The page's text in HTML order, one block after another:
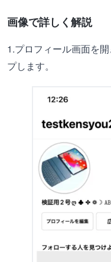
画像で詳しく解説
1.プロフィール画面を
プします。